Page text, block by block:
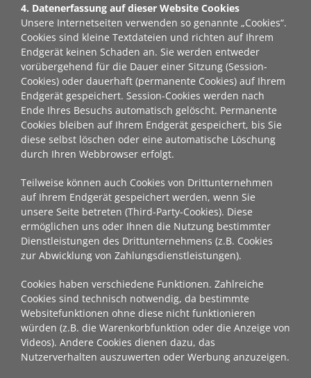
4. Datenerfassung auf dieser Website Cookies
Unsere Internetseiten verwenden so genannte „Cookies“.
Cookies sind kleine Textdateien und richten auf Ihrem
Endgerät keinen Schaden an. Sie werden entweder
vorübergehend für die Dauer einer Sitzung (Session-
Cookies) oder dauerhaft (permanente Cookies) auf Ihrem
Endgerät gespeichert. Session-Cookies werden nach
Ende Ihres Besuchs automatisch gelöscht. Permanente
Cookies bleiben auf Ihrem Endgerät gespeichert, bis Sie
diese selbst löschen oder eine automatische Löschung
durch Ihren Webbrowser erfolgt.
Teilweise können auch Cookies von Drittunternehmen
auf Ihrem Endgerät gespeichert werden, wenn Sie
unsere Seite betreten (Third-Party-Cookies). Diese
ermöglichen uns oder Ihnen die Nutzung bestimmter
Dienstleistungen des Drittunternehmens (z.B. Cookies
zur Abwicklung von Zahlungsdienstleistungen).
Cookies haben verschiedene Funktionen. Zahlreiche
Cookies sind technisch notwendig, da bestimmte
Websitefunktionen ohne diese nicht funktionieren
würden (z.B. die Warenkorbfunktion oder die Anzeige von
Videos). Andere Cookies dienen dazu, das
Nutzerverhalten auszuwerten oder Werbung anzuzeigen.